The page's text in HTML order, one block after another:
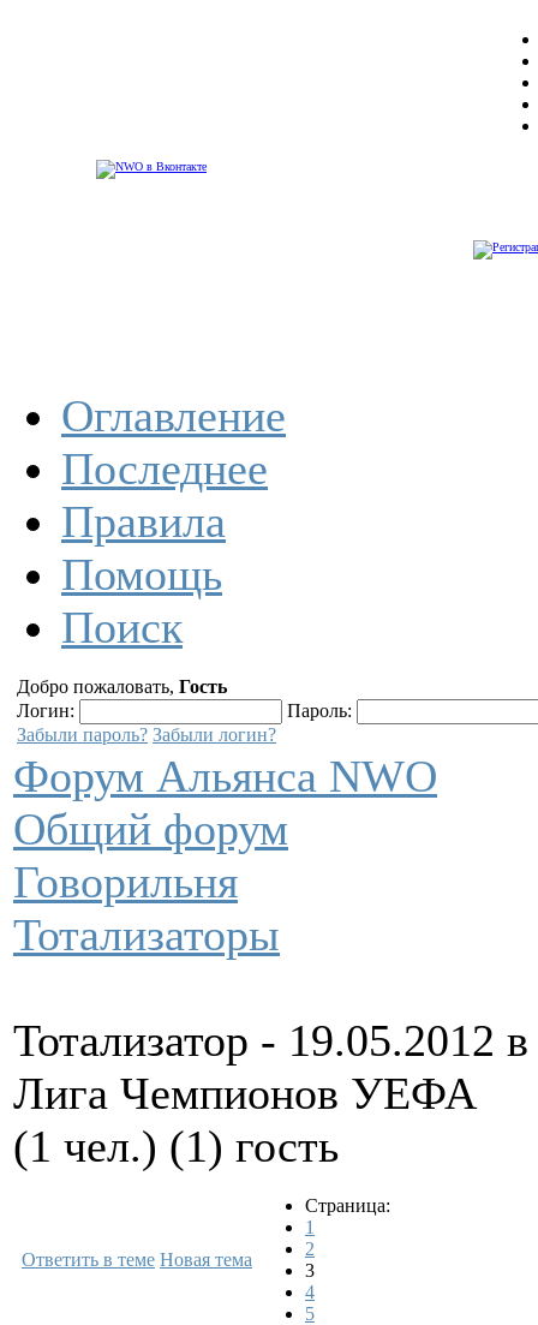
Оглавление
Последнее
Правила
Помощь
Поиск
Добро пожаловать, Гость
Логин:
Пароль:
Забыли пароль? Забыли логин?
Форум Альянса NWO
Общий форум
Говорильня
Тотализаторы
Тотализатор -
Лига Чемпионов УЕФА
(1 чел.) (1) гость
Ответить в теме Новая тема
Страница:
1
2
3
4
5